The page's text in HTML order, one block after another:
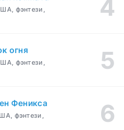
фэнтези,
огня
фэнтези,
Феникса
фэнтези,